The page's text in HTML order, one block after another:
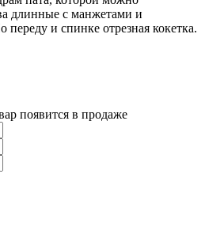
длинные с манжетами и
и спинке отрезная кокетка.
появится в продаже